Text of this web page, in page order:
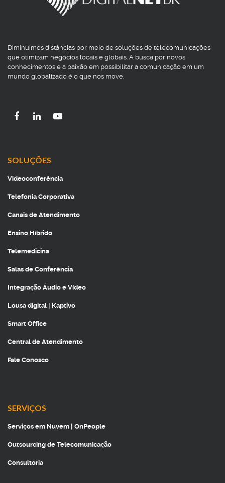
Diminuímos distâncias por meio de soluções de telecomunicações
que otimizam negócios locais e globais. A busca por novos
conhecimentos e a paixão em possibilitar a comunicação em um
mundo globalizado é o que nos move.
SOLUÇÕES
Videoconferência
Telefonia Corporativa
Canais de Atendimento
Ensino Híbrido
Telemedicina
Salas de Conferência
Integração Áudio e Vídeo
Lousa digital | Kaptivo
Smart Office
Central de Atendimento
Fale Conosco
SERVIÇOS
Serviços em Nuvem | OnPeople
Outsourcing de Telecomunicação
Consultoria